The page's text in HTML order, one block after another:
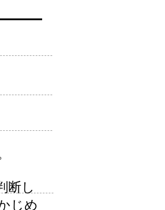
断し
じめ